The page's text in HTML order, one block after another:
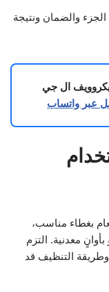
الجزء والضمان ونتيجة
ال جي
عبر واتساب
بغطاء مناسب،
معدنية. التزم
التنظيف قد